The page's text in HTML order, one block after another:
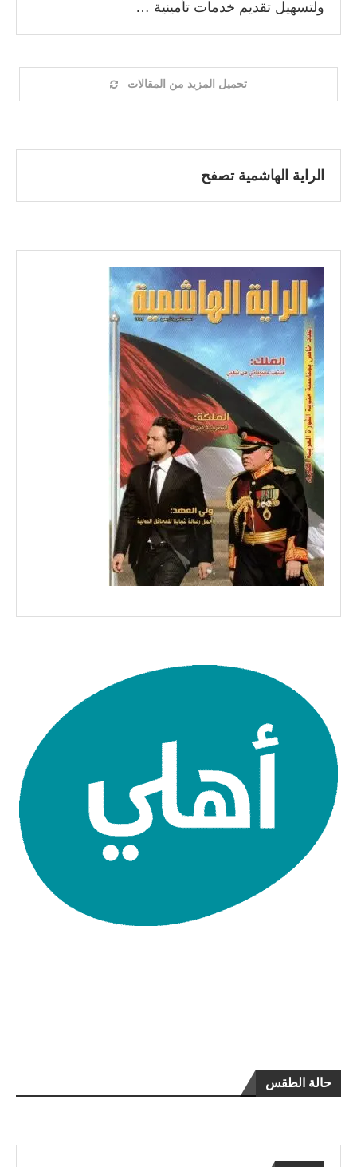
ولتسهيل تقديم خدمات تأمينية …
تحميل المزيد من المقالات
الراية الهاشمية تصفح
حالة الطقس